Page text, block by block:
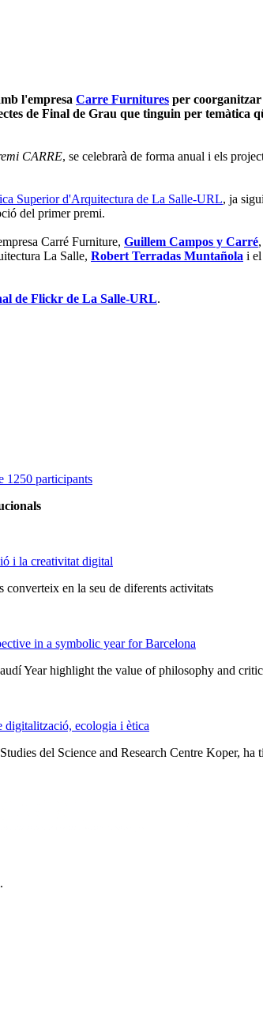
l'empresa Carre Furnitures per
de Final de Grau que tinguin per temàtica
CARRE, se celebrarà de forma anual i els
Superior d'Arquitectura de La Salle-URL, ja
del primer premi.
Carré Furniture, Guillem Campos y Carré
La Salle, Robert Terradas Muntañola i
de Flickr de La Salle-URL.
1250 participants
i la creativitat digital
en la seu de diferents activitats
in a symbolic year for Barcelona
Year highlight the value of philosophy and
digitalització, ecologia i ètica
del Science and Research Centre Koper,